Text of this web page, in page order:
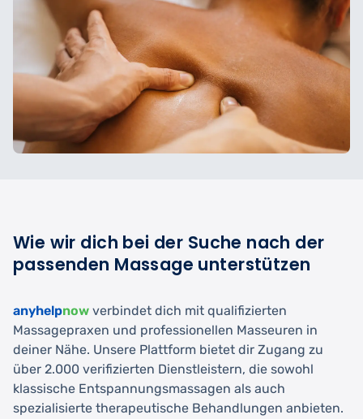
Wie wir dich bei der Suche nach der
passenden Massage unterstützen
anyhelpnow verbindet dich mit qualifizierten
Massagepraxen und professionellen Masseuren in
deiner Nähe. Unsere Plattform bietet dir Zugang zu
über 2.000 verifizierten Dienstleistern, die sowohl
klassische Entspannungsmassagen als auch
spezialisierte therapeutische Behandlungen anbieten.